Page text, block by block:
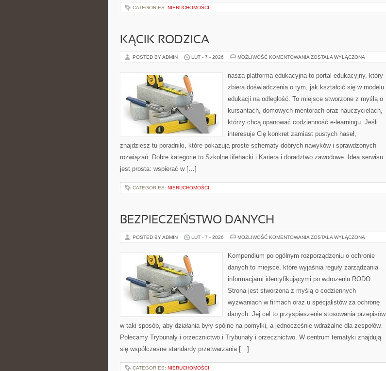
CATEGORIES: NIERUCHOMOŚCI
KĄCIK RODZICA
POSTED BY ADMIN LUT - 7 - 2026 MOŻLIWOŚĆ KOMENTOWANIA KĄCIK
ZOSTAŁA WYŁĄCZONA
nasza platforma edukacyjna to portal edukacyjny, który
zbiera doświadczenia o tym, jak kształcić się w modelu
edukacji na odległość. To miejsce stworzone z myślą o
kursantach, domowych mentorach oraz nauczycielach,
którzy chcą opanować codzienność e-learningu. Jeśli
interesuje Cię konkret zamiast pustych haseł,
znajdziesz tu poradniki, które pokazują proste schematy dobrych nawyków i sprawdzonych
rozwiązań. Dobre kategorie to Szkolne lifehacki i Kariera i doradztwo zawodowe. Idea serwisu
jest prosta: wspierać w […]
CATEGORIES: NIERUCHOMOŚCI
BEZPIECZEŃSTWO DANYCH
POSTED BY ADMIN LUT - 7 - 2026 MOŻLIWOŚĆ KOMENTOWANIA BEZPIECZEŃSTWO
ZOSTAŁA WYŁĄCZONA
Kompendium po ogólnym rozporządzeniu o ochronie
danych to miejsce, które wyjaśnia reguły zarządzania
informacjami identyfikującymi po wdrożeniu RODO.
Strona jest stworzona z myślą o codziennych
wyzwaniach w firmach oraz u specjalistów za ochronę
danych. Jej cel to przyspieszenie stosowania przepisów
w taki sposób, aby działania były spójne na pomyłki, a jednocześnie wdrażalne dla zespołów.
Polecamy Trybunały i orzecznictwo i Trybunały i orzecznictwo. W centrum tematyki znajdują
się współczesne standardy przetwarzania […]
CATEGORIES: NIERUCHOMOŚCI